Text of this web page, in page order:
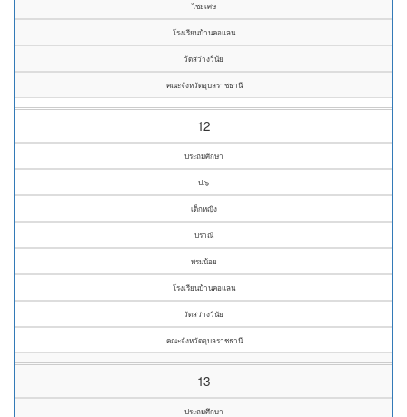
ไชยเศษ
โรงเรียนบ้านคอแลน
วัดสว่างวินัย
คณะจังหวัดอุบลราชธานี
12
ประถมศึกษา
ป.๖
เด็กหญิง
ปราณี
พรมน้อย
โรงเรียนบ้านคอแลน
วัดสว่างวินัย
คณะจังหวัดอุบลราชธานี
13
ประถมศึกษา